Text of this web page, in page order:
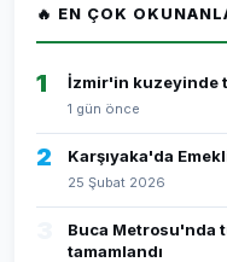
🔥 EN ÇOK
1 İzmir'in kuzeyinde
1 gün önce
2 Karşıyaka'da
25 Şubat 2026
Buca Metrosu'nda
tamamlandı